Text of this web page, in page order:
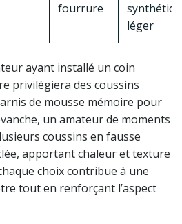
fourrure
léger
ayant installé un coin
privilégiera des coussins
de mousse mémoire pour
un amateur de moments
coussins en fausse
apportant chaleur et texture
choix contribue à une
tout en renforçant l’aspect